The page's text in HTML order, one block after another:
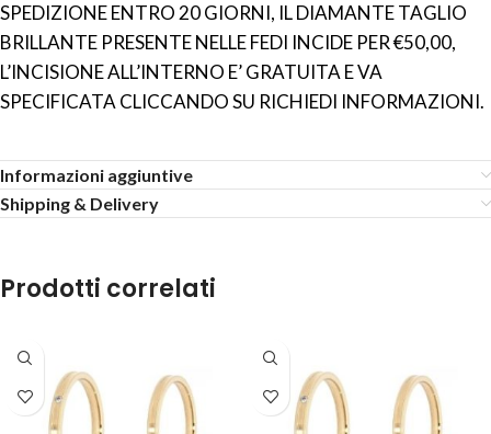
SPEDIZIONE ENTRO 20 GIORNI, IL DIAMANTE TAGLIO
BRILLANTE PRESENTE NELLE FEDI INCIDE PER €50,00,
L’INCISIONE ALL’INTERNO E’ GRATUITA E VA
SPECIFICATA CLICCANDO SU RICHIEDI INFORMAZIONI.
Informazioni aggiuntive
Shipping & Delivery
Prodotti correlati